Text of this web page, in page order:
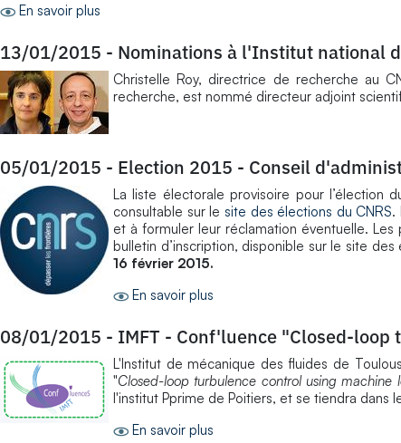
En savoir plus
13/01/2015 - Nominations à l'Institut national
Christelle Roy, directrice de recherche au
recherche, est nommé directeur adjoint
05/01/2015 - Election 2015 - Conseil
La liste électorale provisoire pour l’élection
consultable sur le site des élections du CNRS.
et à formuler leur réclamation éventuelle.
bulletin d’inscription, disponible sur le site
16 février 2015.
En savoir plus
08/01/2015 - IMFT - Conf'luence "Closed-
L'Institut de mécanique des fluides de
"Closed-loop turbulence control using machine
l'institut Pprime de Poitiers, et se tiendra dans
En savoir plus